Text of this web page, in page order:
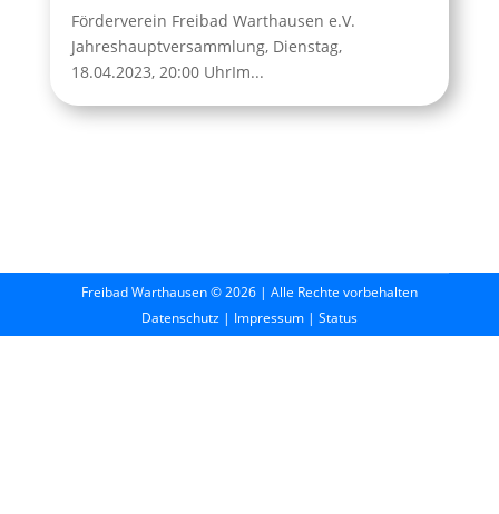
Förderverein Freibad Warthausen e.V.
Jahreshauptversammlung, Dienstag,
18.04.2023, 20:00 UhrIm...
Freibad Warthausen © 2026 | Alle Rechte vorbehalten
Datenschutz| Impressum| Status